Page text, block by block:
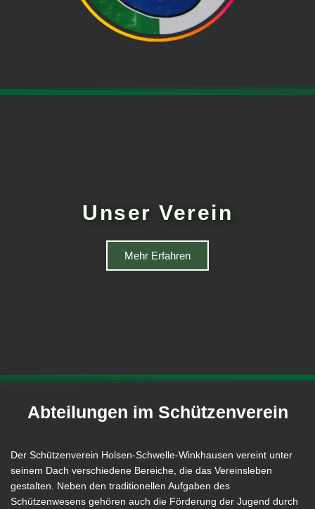
Unser Verein
Mehr Erfahren
Abteilungen im Schützenverein
Der Schützenverein Holsen-Schwelle-Winkhausen vereint unter
seinem Dach verschiedene Bereiche, die das Vereinsleben
gestalten. Neben den traditionellen Aufgaben des
Schützenwesens gehören auch die Förderung der Jugend durch